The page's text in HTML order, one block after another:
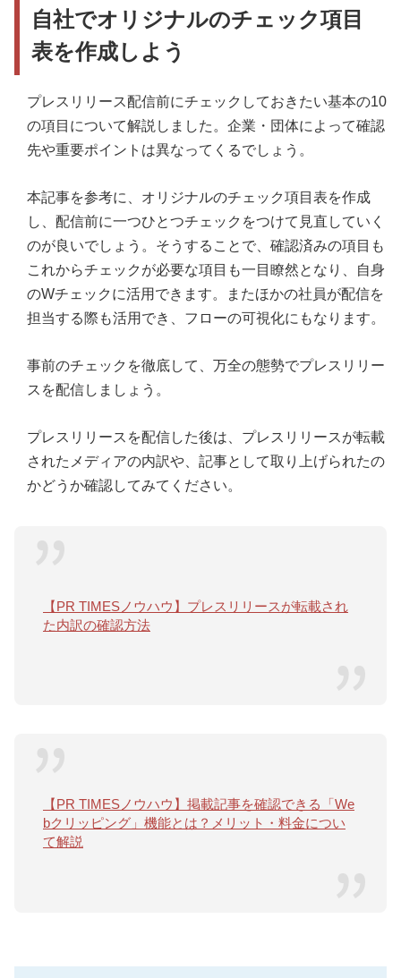
自社でオリジナルのチェック項目
表を作成しよう
プレスリリース配信前にチェックしておきたい基本の10
の項目について解説しました。企業・団体によって確認
先や重要ポイントは異なってくるでしょう。
本記事を参考に、オリジナルのチェック項目表を作成
し、配信前に一つひとつチェックをつけて見直していく
のが良いでしょう。そうすることで、確認済みの項目も
これからチェックが必要な項目も一目瞭然となり、自身
のWチェックに活用できます。またほかの社員が配信を
担当する際も活用でき、フローの可視化にもなります。
事前のチェックを徹底して、万全の態勢でプレスリリー
スを配信しましょう。
プレスリリースを配信した後は、プレスリリースが転載
されたメディアの内訳や、記事として取り上げられたの
かどうか確認してみてください。
【PR TIMESノウハウ】プレスリリースが転載され
た内訳の確認方法
【PR TIMESノウハウ】掲載記事を確認できる「We
bクリッピング」機能とは？メリット・料金につい
て解説